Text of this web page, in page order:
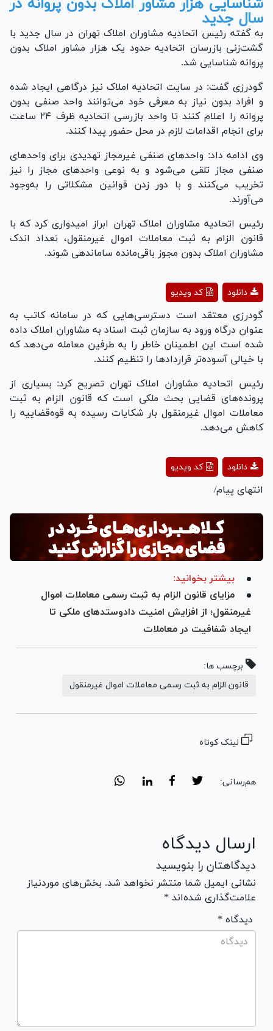
سال جدید
به گفته رئیس اتحادیه مشاوران املاک تهران در سال جدید با
گشت‌زنی بازرسان اتحادیه حدود یک هزار مشاور املاک بدون
پروانه شناسایی شد.
گودرزی گفت: در سایت اتحادیه املاک نیز درگاهی ایجاد شده
و افراد بدون نیاز به معرفی خود می‌توانند واحد صنفی بدون
پروانه را اعلام کنند تا واحد بازرسی اتحادیه ظرف ۲۴ ساعت
برای انجام اقدامات لازم در محل حضور پیدا کنند.
وی ادامه داد: واحد‌های صنفی غیرمجاز تهدیدی برای واحد‌های
صنفی مجاز تلقی می‌شود و به نوعی واحد‌های مجاز را نیز
تخریب می‌کنند و با دور زدن قوانین مشکلاتی را به‌وجود
می‌آورند.
رئیس اتحادیه مشاوران املاک تهران ابراز امیدواری کرد که با
قانون الزام به ثبت معاملات اموال غیرمنقول، تعداد اندک
مشاوران املاک بدون مجوز باقی‌مانده ساماندهی شوند.
Play
Video
کد ویدیو دانلود
گودرزی معتقد است دسترسی‌هایی که در سامانه کاتب به
عنوان درگاه ورود به سازمان ثبت اسناد به مشاوران املاک داده
شده است این اطمینان خاطر را به طرفین معامله می‌دهد که
با خیالی آسوده‌تر قرارداد‌ها را تنظیم کنند.
رئیس اتحادیه مشاوران املاک تهران تصریح کرد: بسیاری از
پرونده‌های قضایی بحث ملکی است که قانون الزام به ثبت
معاملات اموال غیرمنقول بار شکایات رسیده به قوه‌قضاییه را
کاهش می‌دهد.
Playکد ویدیو دانلود
انتهای پیام/
بیشتر بخوانید:
مزایای قانون الزام به ثبت رسمی معاملات اموال
غیرمنقول؛ از افزایش امنیت دادوستدهای ملکی تا
ایجاد شفافیت در معاملات
برچسب ها:
قانون الزام به ثبت رسمی معاملات اموال غیرمنقول
لینک کوتاه
هم‌رسانی:
ارسال دیدگاه
دیدگاهتان را بنویسید
نشانی ایمیل شما منتشر نخواهد شد. بخش‌های موردنیاز
علامت‌گذاری شده‌اند *
* دیدگاه